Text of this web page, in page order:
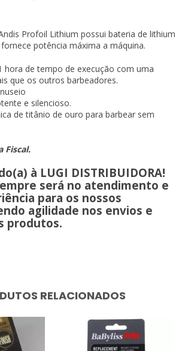
Profoil Lithium possui bateria de lithium
potência máxima a máquina.
hora de tempo de execução com uma
que os outros barbeadores.
e silencioso.
de titânio de ouro para barbear sem
Fiscal.
à LUGI DISTRIBUIDORA!
será no atendimento e
para os nossos
agilidade nos envios e
produtos.
RELACIONADOS